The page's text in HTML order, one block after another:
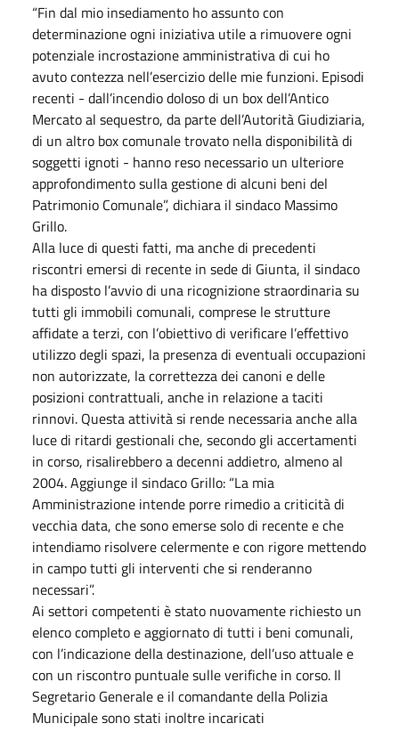
“Fin dal mio insediamento ho assunto con
determinazione ogni iniziativa utile a rimuovere ogni
potenziale incrostazione amministrativa di cui ho
avuto contezza nell’esercizio delle mie funzioni. Episodi
recenti - dall’incendio doloso di un box dell’Antico
Mercato al sequestro, da parte dell’Autorità Giudiziaria,
di un altro box comunale trovato nella disponibilità di
soggetti ignoti - hanno reso necessario un ulteriore
approfondimento sulla gestione di alcuni beni del
Patrimonio Comunale”, dichiara il sindaco Massimo
Grillo.
Alla luce di questi fatti, ma anche di precedenti
riscontri emersi di recente in sede di Giunta, il sindaco
ha disposto l’avvio di una ricognizione straordinaria su
tutti gli immobili comunali, comprese le strutture
affidate a terzi, con l’obiettivo di verificare l’effettivo
utilizzo degli spazi, la presenza di eventuali occupazioni
non autorizzate, la correttezza dei canoni e delle
posizioni contrattuali, anche in relazione a taciti
rinnovi. Questa attività si rende necessaria anche alla
luce di ritardi gestionali che, secondo gli accertamenti
in corso, risalirebbero a decenni addietro, almeno al
2004. Aggiunge il sindaco Grillo: “La mia
Amministrazione intende porre rimedio a criticità di
vecchia data, che sono emerse solo di recente e che
intendiamo risolvere celermente e con rigore mettendo
in campo tutti gli interventi che si renderanno
necessari”.
Ai settori competenti è stato nuovamente richiesto un
elenco completo e aggiornato di tutti i beni comunali,
con l’indicazione della destinazione, dell’uso attuale e
con un riscontro puntuale sulle verifiche in corso. Il
Segretario Generale e il comandante della Polizia
Municipale sono stati inoltre incaricati